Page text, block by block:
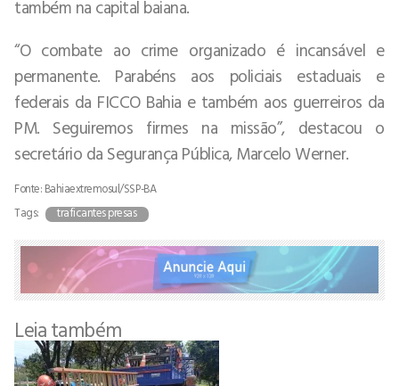
também na capital baiana.
“O combate ao crime organizado é incansável e
permanente. Parabéns aos policiais estaduais e
federais da FICCO Bahia e também aos guerreiros da
PM. Seguiremos firmes na missão”, destacou o
secretário da Segurança Pública, Marcelo Werner.
Fonte: Bahiaextremosul/SSP-BA
Tags:
traficantes presas
Leia também